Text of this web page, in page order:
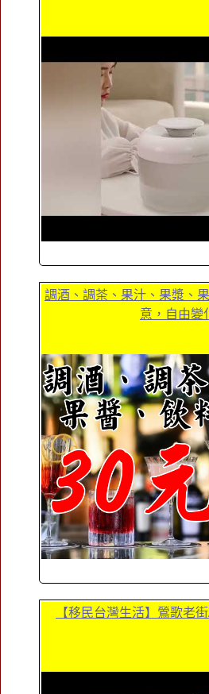
調酒、調茶、果汁、果漿、
意，自由變
【移民台灣生活】鶯歌老